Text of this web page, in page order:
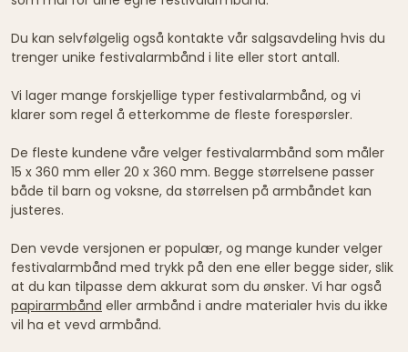
Du kan selvfølgelig også kontakte vår salgsavdeling hvis du
trenger unike festivalarmbånd i lite eller stort antall.
Vi lager mange forskjellige typer festivalarmbånd, og vi
klarer som regel å etterkomme de fleste forespørsler.
De fleste kundene våre velger festivalarmbånd som måler
15 x 360 mm eller 20 x 360 mm. Begge størrelsene passer
både til barn og voksne, da størrelsen på armbåndet kan
justeres.
Den vevde versjonen er populær, og mange kunder velger
festivalarmbånd med trykk på den ene eller begge sider, slik
at du kan tilpasse dem akkurat som du ønsker. Vi har også
papirarmbånd eller armbånd i andre materialer hvis du ikke
vil ha et vevd armbånd.